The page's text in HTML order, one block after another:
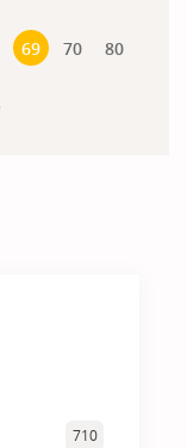
710
69 70 80